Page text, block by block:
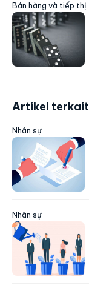
Bán hàng và tiếp thị
Artikel terkait
Nhân sự
Nhân sự